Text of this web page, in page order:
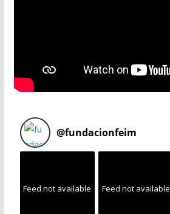
@fundacionfeim
Feed not available Feed not available